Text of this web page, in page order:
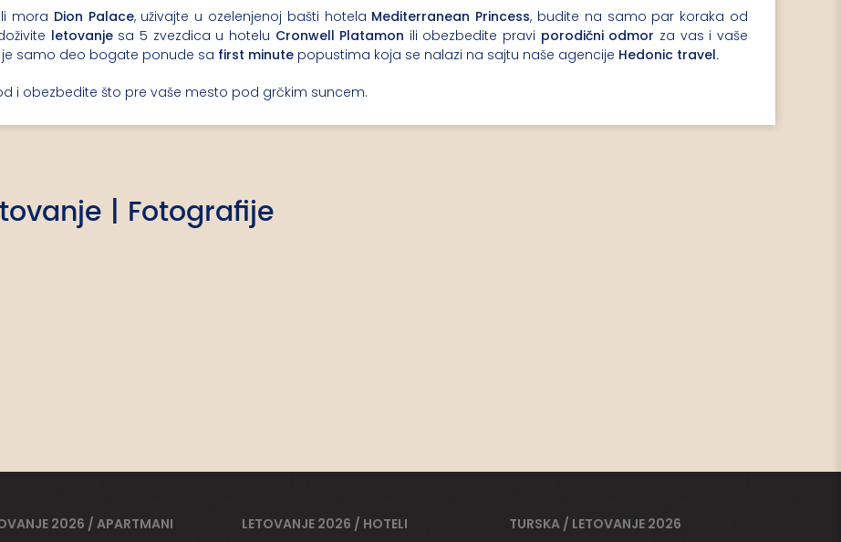
mora Dion Palace, uživajte u ozelenjenoj bašti hotela Mediterranean Princess, budite na samo par koraka od
letovanjesa 5 zvezdica u hotelu Cronwell Platamon ili obezbedite pravi porodični odmor za vas i vaše
samo deo bogate ponude sa first minute popustima koja se nalazi na sajtu naše agencije Hedonic travel.
i obezbedite što pre vaše mesto pod grčkim suncem.
| Fotografije
2026 / APARTMANI LETOVANJE 2026 / HOTELI TURSKA / LETOVANJE 2026